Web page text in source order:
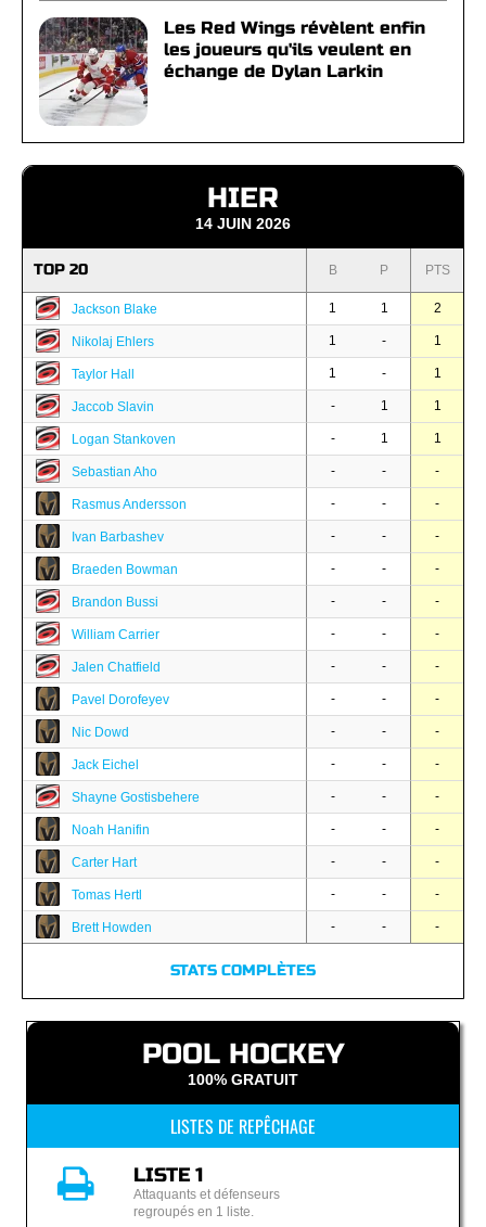
Les Red Wings révèlent enfin
les joueurs qu'ils veulent en
échange de Dylan Larkin
HIER
14 JUIN 2026
TOP 20 B P PTS
Jackson Blake 1 1 2
Nikolaj Ehlers 1 - 1
Taylor Hall 1 - 1
Jaccob Slavin - 1 1
Logan Stankoven - 1 1
Sebastian Aho - - -
Rasmus Andersson - - -
Ivan Barbashev - - -
Braeden Bowman - - -
Brandon Bussi - - -
William Carrier - - -
Jalen Chatfield - - -
Pavel Dorofeyev - - -
Nic Dowd - - -
Jack Eichel - - -
Shayne Gostisbehere - - -
Noah Hanifin - - -
Carter Hart - - -
Tomas Hertl - - -
Brett Howden - - -
STATS COMPLÈTES
POOL HOCKEY
100% GRATUIT
LISTES DE REPÊCHAGE
LISTE 1
Attaquants et défenseurs
regroupés en 1 liste.